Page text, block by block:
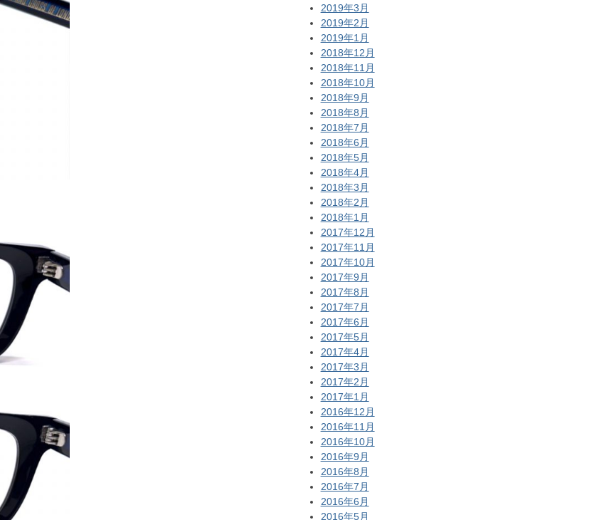
2019年3月
2019年2月
2019年1月
2018年12月
2018年11月
2018年10月
2018年9月
2018年8月
2018年7月
2018年6月
2018年5月
2018年4月
2018年3月
2018年2月
2018年1月
2017年12月
2017年11月
2017年10月
2017年9月
2017年8月
2017年7月
2017年6月
2017年5月
2017年4月
2017年3月
2017年2月
2017年1月
2016年12月
2016年11月
2016年10月
2016年9月
2016年8月
2016年7月
2016年6月
2016年5月